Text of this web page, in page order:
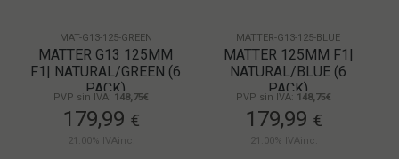
MAT-G13-125-GREEN
MATTER G13 125MM
F1| NATURAL/GREEN (6
PACK)
PVP sin IVA: 148,75€
179,99 €
21.00% IVAinc.
MATTER-G13-125-BLUE
MATTER 125MM F1|
NATURAL/BLUE (6
PACK)
PVP sin IVA: 148,75€
179,99 €
21.00% IVAinc.